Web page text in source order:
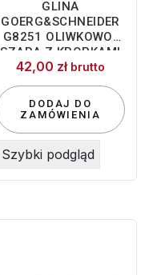
GLINA
GOERG&SCHNEIDER
G8251 OLIWKOWO-
SZARA Z KROPKAMI
10KG
42,00 zł brutto
DODAJ DO
ZAMÓWIENIA
Szybki podgląd